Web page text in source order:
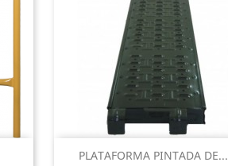
PLATAFORMA PINTADA DE...
Vista rápida